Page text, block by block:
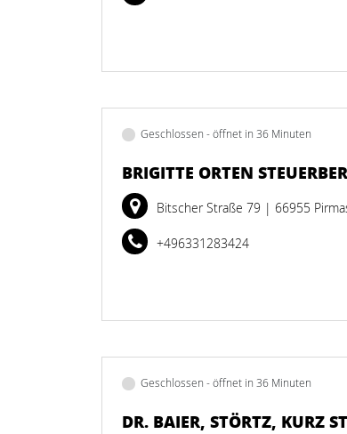
Geschlossen - öffnet in 36 Minuten
BRIGITTE ORTEN
Bitscher Straße 79 | 66955
+496331283424
Geschlossen - öffnet in 36 Minuten
DR. BAIER, STÖRTZ, KURZ